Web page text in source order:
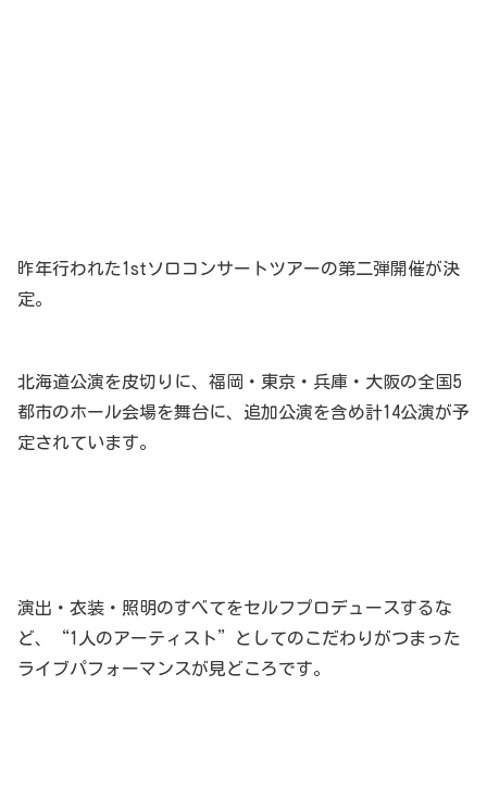
昨年行われた1stソロコンサートツアーの第二弾開催が決
定。
北海道公演を皮切りに、福岡・東京・兵庫・大阪の全国5
都市のホール会場を舞台に、追加公演を含め計14公演が予
定されています。
演出・衣装・照明のすべてをセルフプロデュースするな
ど、“1人のアーティスト”としてのこだわりがつまった
ライブパフォーマンスが見どころです。